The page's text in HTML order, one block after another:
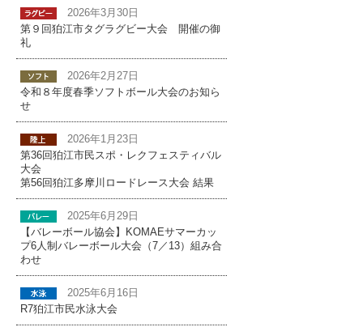
2026年3月30日
第９回狛江市タグラグビー大会 開催の御
礼
2026年2月27日
令和８年度春季ソフトボール大会のお知ら
せ
2026年1月23日
第36回狛江市民スポ・レクフェスティバル
大会
第56回狛江多摩川ロードレース大会 結果
2025年6月29日
【バレーボール協会】KOMAEサマーカッ
プ6人制バレーボール大会（7／13）組み合
わせ
2025年6月16日
R7狛江市民水泳大会